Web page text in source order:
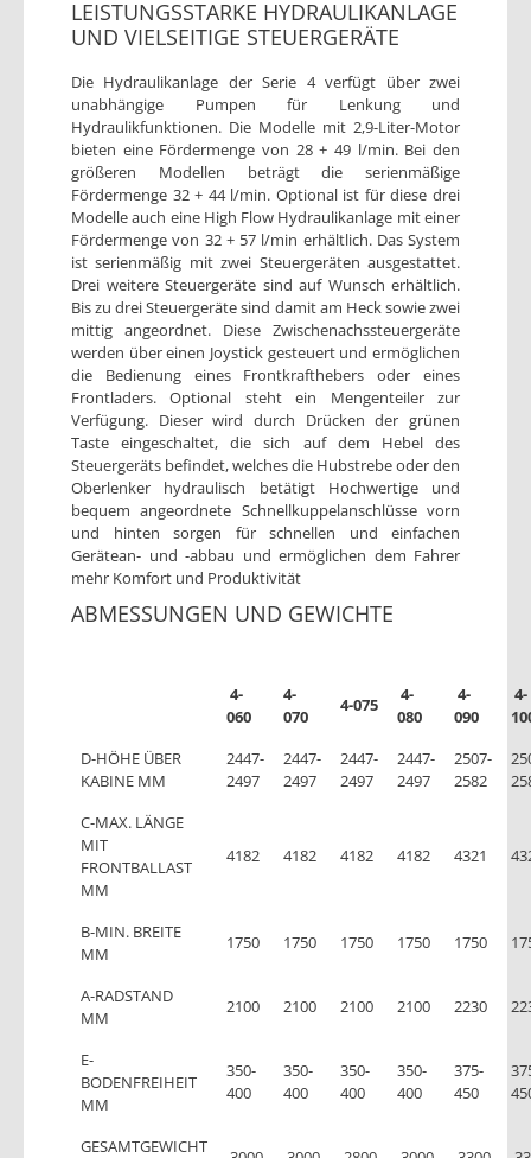
LEISTUNGSSTARKE HYDRAULIKANLAGE
UND VIELSEITIGE STEUERGERÄTE
Die Hydraulikanlage der Serie 4 verfügt über zwei
unabhängige Pumpen für Lenkung und
Hydraulikfunktionen. Die Modelle mit 2,9-Liter-Motor
bieten eine Fördermenge von 28 + 49 l/min. Bei den
größeren Modellen beträgt die serienmäßige
Fördermenge 32 + 44 l/min. Optional ist für diese drei
Modelle auch eine High Flow Hydraulikanlage mit einer
Fördermenge von 32 + 57 l/min erhältlich. Das System
ist serienmäßig mit zwei Steuergeräten ausgestattet.
Drei weitere Steuergeräte sind auf Wunsch erhältlich.
Bis zu drei Steuergeräte sind damit am Heck sowie zwei
mittig angeordnet. Diese Zwischenachssteuergeräte
werden über einen Joystick gesteuert und ermöglichen
die Bedienung eines Frontkrafthebers oder eines
Frontladers. Optional steht ein Mengenteiler zur
Verfügung. Dieser wird durch Drücken der grünen
Taste eingeschaltet, die sich auf dem Hebel des
Steuergeräts befindet, welches die Hubstrebe oder den
Oberlenker hydraulisch betätigt Hochwertige und
bequem angeordnete Schnellkuppelanschlüsse vorn
und hinten sorgen für schnellen und einfachen
Gerätean- und -abbau und ermöglichen dem Fahrer
mehr Komfort und Produktivität
ABMESSUNGEN UND GEWICHTE
4-
060
4-
070
4-075
4-
080
4-
090
4-
D-HÖHE ÜBER
KABINE MM
2447-
2497
2447-
2497
2447-
2497
2447-
2497
2507-
2582
C-MAX. LÄNGE
MIT
FRONTBALLAST
MM
4182 4182 4182 4182 4321
B-MIN. BREITE
MM
1750 1750 1750 1750 1750
A-RADSTAND
MM
2100 2100 2100 2100 2230
E-
BODENFREIHEIT
MM
350-
400
350-
400
350-
400
350-
400
375-
450
GESAMTGEWICHT